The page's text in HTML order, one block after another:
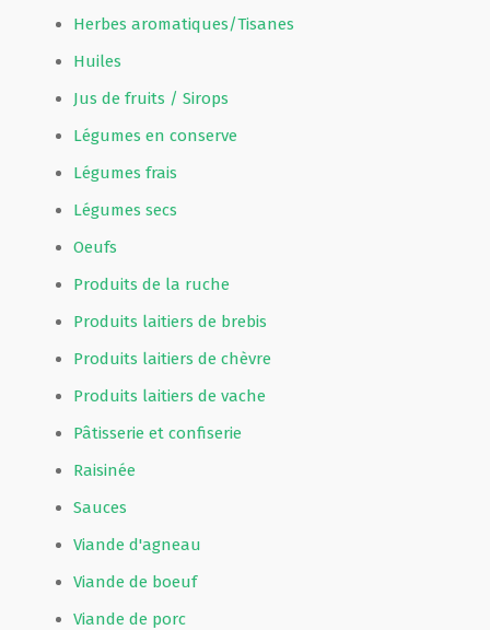
Herbes aromatiques/Tisanes
Huiles
Jus de fruits / Sirops
Légumes en conserve
Légumes frais
Légumes secs
Oeufs
Produits de la ruche
Produits laitiers de brebis
Produits laitiers de chèvre
Produits laitiers de vache
Pâtisserie et confiserie
Raisinée
Sauces
Viande d'agneau
Viande de boeuf
Viande de porc